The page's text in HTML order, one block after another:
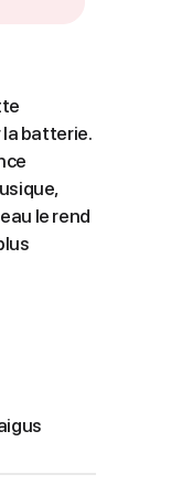
batterie.
le rend